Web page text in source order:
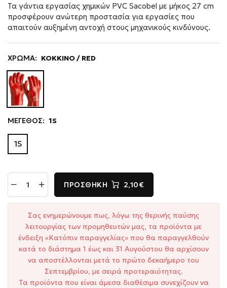
Τα γάντια εργασίας χημικών PVC Sacobel με μήκος 27 cm
προσφέρουν ανώτερη προστασία για εργασίες που
απαιτούν αυξημένη αντοχή στους μηχανικούς κινδύνους.
ΧΡΩΜΑ: ΚΟΚΚΙΝΟ / RED
ΜΕΓΕΘΟΣ: 1S
1S
ΠΡΟΣΘΉΚΗ 2,10€
Σας ενημερώνουμε πως, λόγω της θερινής παύσης
λειτουργίας των προμηθευτών μας, τα προϊόντα με
ένδειξη «Κατόπιν παραγγελίας» που θα παραγγελθούν
κατά το διάστημα 1 έως και 31 Αυγούστου θα αρχίσουν
να αποστέλλονται μετά το πρώτο δεκαήμερο του
Σεπτεμβρίου, με σειρά προτεραιότητας.
Τα προϊόντα που είναι άμεσα διαθέσιμα συνεχίζουν να